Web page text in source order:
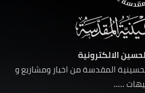
الالكترونية
المقدسة من اخبار ومشاريع و
......